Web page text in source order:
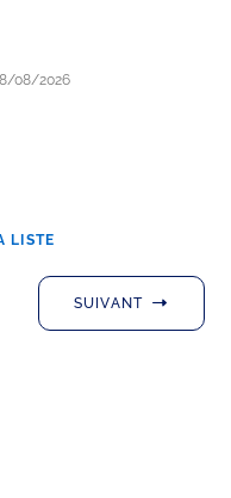
08/2026
LISTE
SUIVANT